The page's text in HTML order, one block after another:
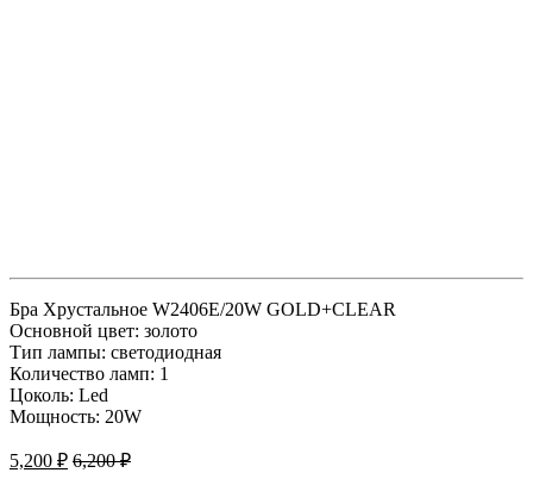
Бра Хрустальное W2406E/20W GOLD+CLEAR
Основной цвет: золото
Тип лампы: светодиодная
Количество ламп: 1
Цоколь: Led
Мощность: 20W
5,200 ₽ 6,200₽